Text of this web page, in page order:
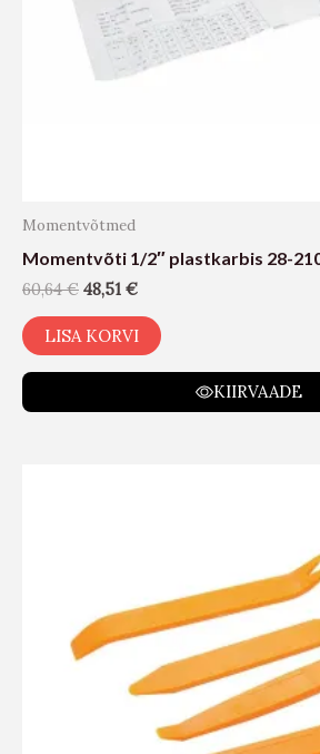
Momentvõtmed
Momentvõti 1/2″ plastkarbis 28-
60,64€ 48,51 €
LISA KORVI
KIIRVAADE